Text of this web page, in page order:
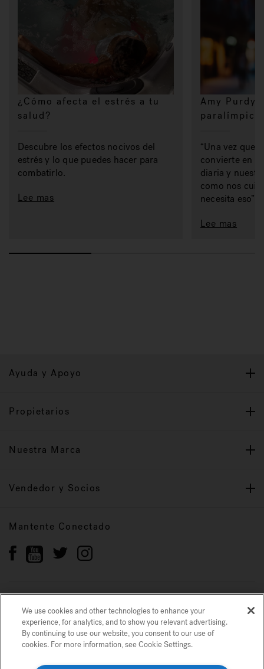
¿Cómo afecta el estrés a tu
salud?
Descubre los efectos nocivos del
estrés y lo que puedes hacer para
combatirlo.
Lee mas
Amy Purdy,
paralímpica
“Una vez que
convierte en
diaria y
como nos
necesita eso”.
Lee mas
Ayuda y Apoyo
Propietarios
Nuestra Marca
Vendedor y Socios
Mantente Conectado
Política de privacidad
Marcas registradas
Mapa del sitio
© 2022 Jacuzzi Inc. Todos los derechos reservados.
Usamos cookies y otras tecnologías para mejorar su experiencia, para análisis
web, acepta nuestro uso de cookies. Para obtener más información, consulte
We use cookies and other technologies to enhance your
experience, for analytics, and to show you relevant advertising.
By continuing to use our website, you consent to our use of
cookies. For more information, see Cookie Settings.